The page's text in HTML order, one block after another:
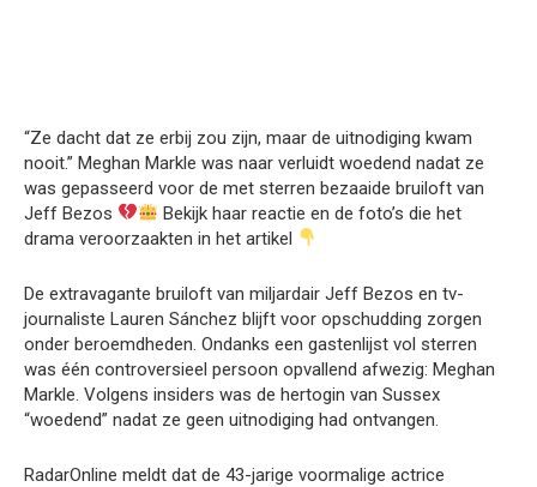
“Ze dacht dat ze erbij zou zijn, maar de uitnodiging kwam
nooit.” Meghan Markle was naar verluidt woedend nadat ze
was gepasseerd voor de met sterren bezaaide bruiloft van
Jeff Bezos
Bekijk haar reactie en de foto’s die het
drama veroorzaakten in het artikel
De extravagante bruiloft van miljardair Jeff Bezos en tv-
journaliste Lauren Sánchez blijft voor opschudding zorgen
onder beroemdheden. Ondanks een gastenlijst vol sterren
was één controversieel persoon opvallend afwezig: Meghan
Markle. Volgens insiders was de hertogin van Sussex
“woedend” nadat ze geen uitnodiging had ontvangen.
RadarOnline meldt dat de 43-jarige voormalige actrice